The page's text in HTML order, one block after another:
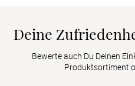
Deine
Bewerte auch Du Deinen
Produktsortiment